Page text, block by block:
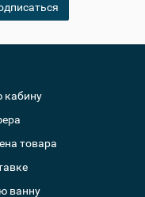
кабину
товара
ванну